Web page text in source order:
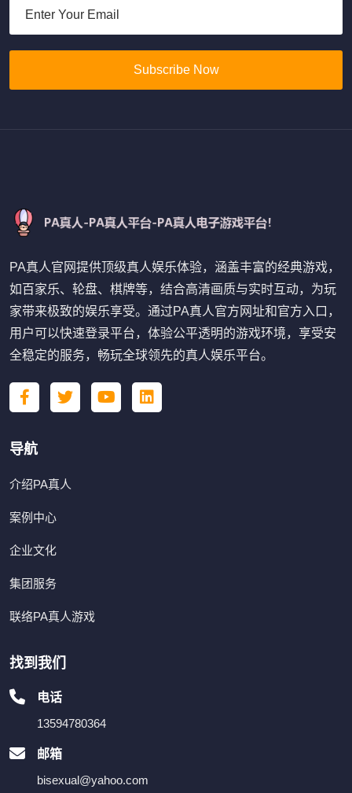
Subscribe Now
PA真人官网提供顶级真人娱乐体验，涵盖丰富的经典游戏，
如百家乐、轮盘、棋牌等，结合高清画质与实时互动，为玩
家带来极致的娱乐享受。通过PA真人官方网址和官方入口，
用户可以快速登录平台，体验公平透明的游戏环境，享受安
全稳定的服务，畅玩全球领先的真人娱乐平台。
导航
介绍PA真人
案例中心
企业文化
集团服务
联络PA真人游戏
找到我们
电话
13594780364
邮箱
bisexual@yahoo.com